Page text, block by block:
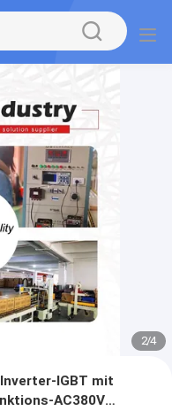
2/4
IGBT mit
AC380V